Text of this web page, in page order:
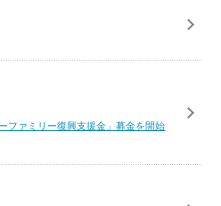
ファミリー復興支援金」募金を開始